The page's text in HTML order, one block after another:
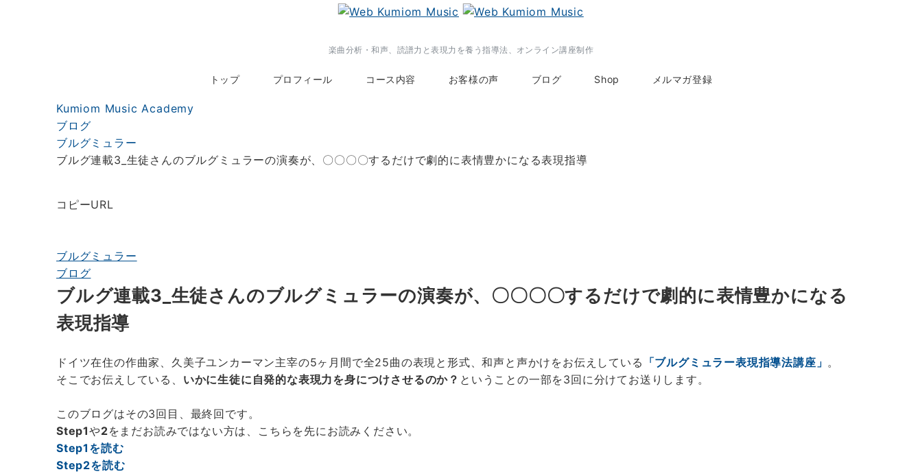
楽曲分析・和声、読譜力と表現力を養う指導法、オンライン講座制作
トップ プロフィール コース内容 お客様の声 ブログ Shop メルマガ登録
Kumiom Music Academy
ブログ
ブルグミュラー
ブルグ連載3_生徒さんのブルグミュラーの演奏が、〇〇〇〇するだけで劇的に表情豊かになる表現指導
コピーURL
ブルグミュラー
ブログ
ブルグ連載3_生徒さんのブルグミュラーの演奏が、〇〇〇〇するだけで劇的に表情豊かになる
表現指導
ドイツ在住の作曲家、久美子ユンカーマン主宰の5ヶ月間で全25曲の表現と形式、和声と声かけをお伝えしている 「ブルグミュラー表現指導法講座」 。
そこでお伝えしている、 いかに生徒に自発的な表現力を身につけさせるのか？ ということの一部を3回に分けてお送りします。
このブログはその3回目、最終回です。
Step1や2をまだお読みではない方は、こちらを先にお読みください。
Step1を読む
Step2を読む